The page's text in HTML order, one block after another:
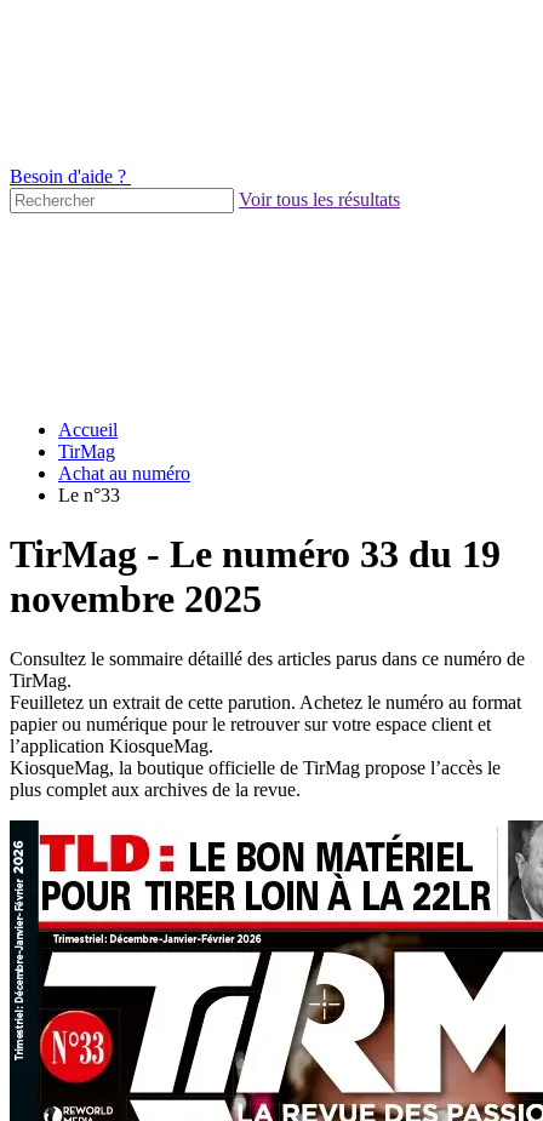
Besoin d'aide ?
Voir tous les résultats
Accueil
TirMag
Achat au numéro
Le n°33
TirMag - Le numéro 33 du 19
novembre 2025
Consultez le sommaire détaillé des articles parus dans ce numéro de
TirMag.
Feuilletez un extrait de cette parution. Achetez le numéro au format
papier ou numérique pour le retrouver sur votre espace client et
l’application KiosqueMag.
KiosqueMag, la boutique officielle de TirMag propose l’accès le
plus complet aux archives de la revue.